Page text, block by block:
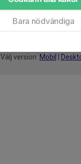
Välj version: Mobil
Bara nödvändiga